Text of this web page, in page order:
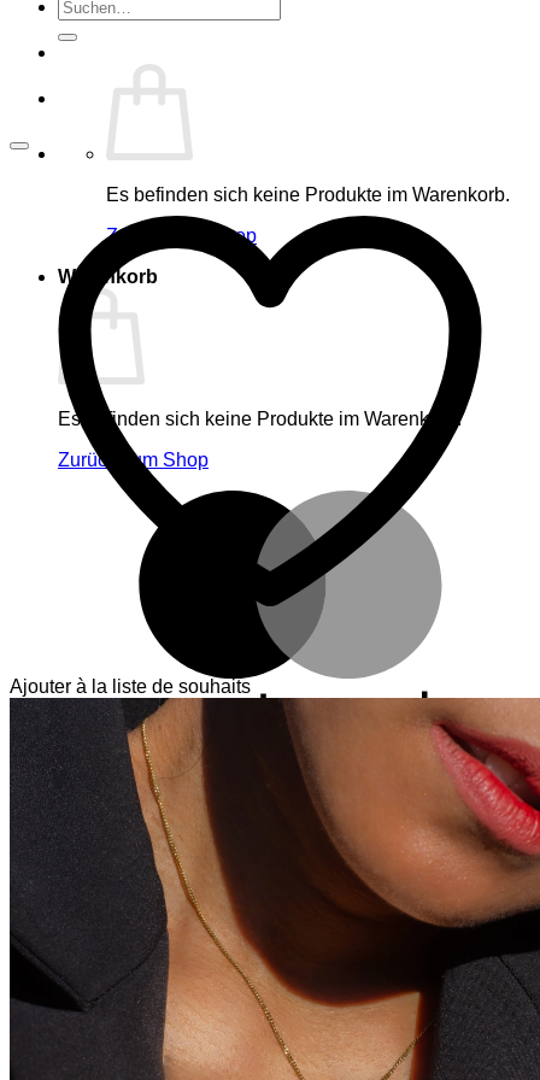
Suche
nach:
Es befinden sich keine Produkte im Warenkorb.
Zurück zum Shop
Warenkorb
Es befinden sich keine Produkte im Warenkorb.
Zurück zum Shop
Ajouter à la liste de souhaits